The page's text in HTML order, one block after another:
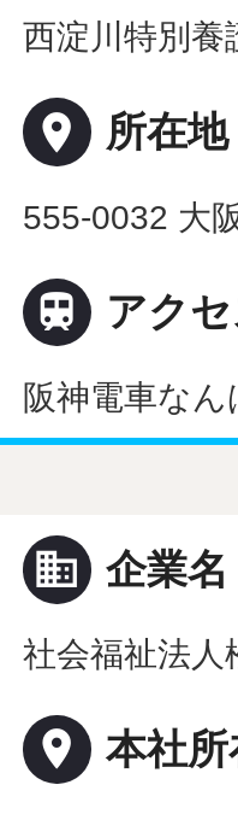
西淀川特別養
place 所在地
555-0032 大
 アク
阪神電車な
business 企業名
社会福祉法人
place 本社所